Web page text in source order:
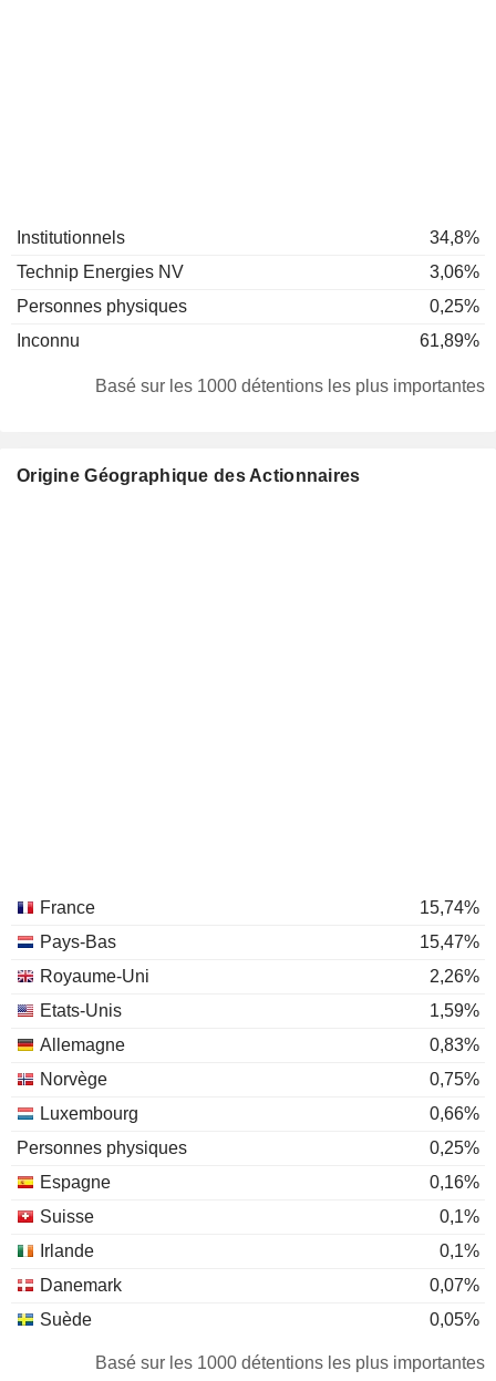
Institutionnels
34,8%
Technip Energies NV
3,06%
Personnes physiques
0,25%
Inconnu
61,89%
Basé sur les 1000 détentions les plus importantes
Origine Géographique des Actionnaires
France
15,74%
Pays-Bas
15,47%
Royaume-Uni
2,26%
Etats-Unis
1,59%
Allemagne
0,83%
Norvège
0,75%
Luxembourg
0,66%
Personnes physiques
0,25%
Espagne
0,16%
Suisse
0,1%
Irlande
0,1%
Danemark
0,07%
Suède
0,05%
Liechtenstein
0,05%
Basé sur les 1000 détentions les plus importantes